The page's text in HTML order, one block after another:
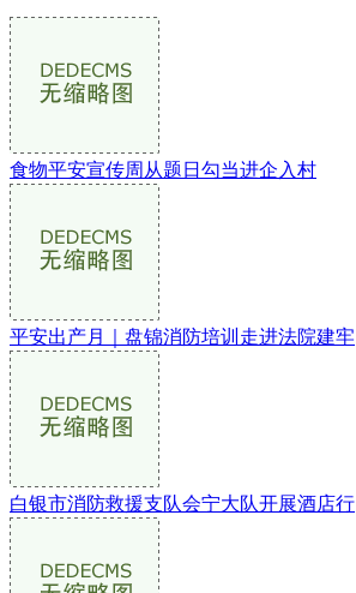
食物平安宣传周从题日勾当进企入村
平安出产月｜盘锦消防培训走进法院建牢
白银市消防救援支队会宁大队开展酒店行